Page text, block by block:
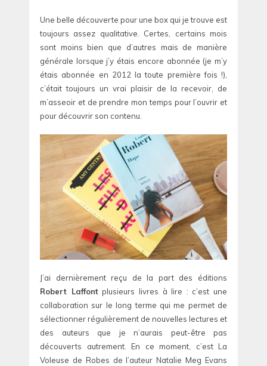
Une belle découverte pour une box qui je trouve est
toujours assez qualitative. Certes, certains mois
sont moins bien que d’autres mais de manière
générale lorsque j’y étais encore abonnée (je m’y
étais abonnée en 2012 la toute première fois !),
c’était toujours un vrai plaisir de la recevoir, de
m’asseoir et de prendre mon temps pour l’ouvrir et
pour découvrir son contenu.
J’ai dernièrement reçu de la part des éditions
Robert Laffontplusieurs livres à lire : c’est une
collaboration sur le long terme qui me permet de
sélectionner régulièrement de nouvelles lectures et
des auteurs que je n’aurais peut-être pas
découverts autrement. En ce moment, c’est La
Voleuse de Robes de l’auteur Natalie Meg Evans